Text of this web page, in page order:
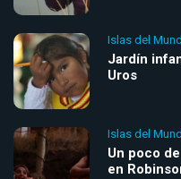
Islas del
Jardín
Uros
Islas del
Un poco
en